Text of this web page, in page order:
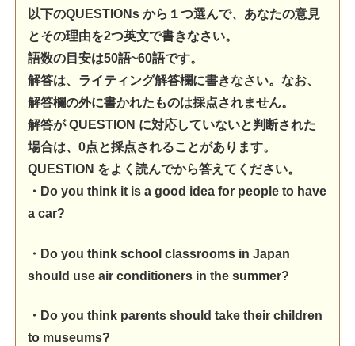
以下のQUESTIONs から１つ選んで、あなたの意見
とその理由を2つ英文で書きなさい。
語数の目安は50語~60語です。
解答は、ライティング解答欄に書きなさい。なお、
解答欄の外に書かれたものは採点されません。
解答が QUESTION に対応していないと判断された
場合は、0点と採点されることがあります。
QUESTION をよく読んでから答えてください。
・Do you think it is a good idea for people to have
a car?
・Do you think school classrooms in Japan
should use air conditioners in the summer?
・Do you think parents should take their children
to museums?